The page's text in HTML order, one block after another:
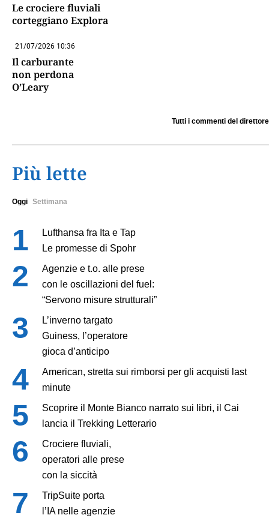
Le crociere fluviali
corteggiano Explora
21/07/2026 10:36
Il carburante
non perdona
O’Leary
Tutti i commenti del direttore
Più lette
Oggi Settimana
Lufthansa fra Ita e Tap
Le promesse di Spohr
Agenzie e t.o. alle prese
con le oscillazioni del fuel:
“Servono misure strutturali”
L’inverno targato
Guiness, l’operatore
gioca d’anticipo
American, stretta sui rimborsi per gli acquisti last
minute
Scoprire il Monte Bianco narrato sui libri, il Cai
lancia il Trekking Letterario
Crociere fluviali,
operatori alle prese
con la siccità
TripSuite porta
l’IA nelle agenzie